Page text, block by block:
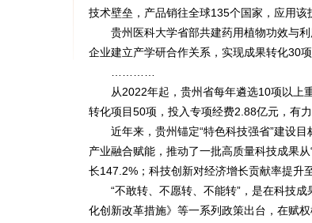
技术壁垒，产品销往全球135个国家，应用该
贵州医科大学省部共建药用植物功效与利
企业建立产学研合作关系，实现成果转化30
从2022年起，贵州省每年遴选10项以上重
转化项目50项，投入专项经费2.88亿元，有力
近年来，贵州锚定“特色科技强省”建设目
产业融合赋能，推动了一批高质量科技成果
长147.2%；科技创新对经济增长贡献率提升
“不敢转、不愿转、不能转”，是在科技成
化创新改革措施》等一系列政策出台，在赋